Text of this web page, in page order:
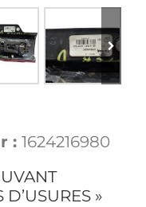
: 1624216980
D’USURES »